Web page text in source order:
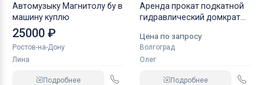
Автомузыку Магнитолу бу в
машину куплю
25000 ₽
Ростов-на-Дону
Лина
Подробнее
Аренда прокат подкатной
гидравлический домкрат
Цена по запросу
Волгоград
Олег
Подробнее